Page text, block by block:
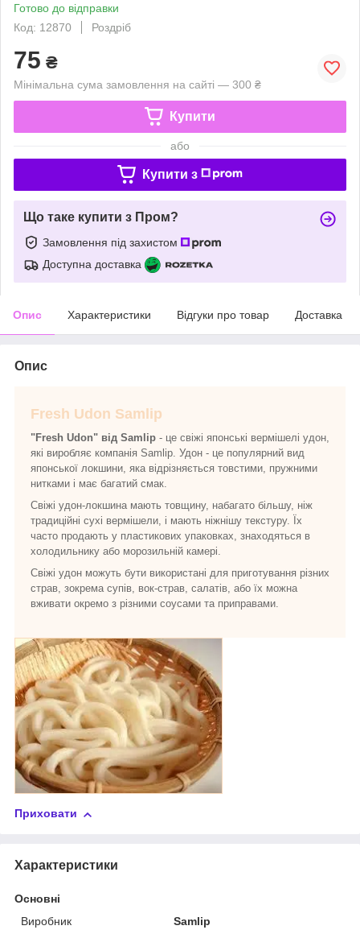
Готово до відправки
Код: 12870
Роздріб
75 ₴
Мінімальна сума замовлення на сайті — 300 ₴
Купити
або
Купити з
Що таке купити з Пром?
Замовлення під захистом
Доступна доставка
Опис Характеристики Відгуки про товар Доставка
Опис
Fresh Udon Samlip
"Fresh Udon" від Samlip - це свіжі японські вермішелі удон,
які виробляє компанія Samlip. Удон - це популярний вид
японської локшини, яка відрізняється товстими, пружними
нитками і має багатий смак.
Свіжі удон-локшина мають товщину, набагато більшу, ніж
традиційні сухі вермішели, і мають ніжнішу текстуру. Їх
часто продають у пластикових упаковках, знаходяться в
холодильнику або морозильній камері.
Свіжі удон можуть бути використані для приготування різних
страв, зокрема супів, вок-страв, салатів, або їх можна
вживати окремо з різними соусами та приправами.
Приховати
Характеристики
Основні
Виробник
Samlip